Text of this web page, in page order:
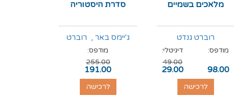
מלאכים בשמיים
רוברט גנדט
מודפס:
98.00
דיגיטלי:
49.00
29.00
לרכישה
סדרת היסטוריה
ג'יימס באר , רוברט
,רוג'ר קראולי
מודפס:
255.00
191.00
לרכישה